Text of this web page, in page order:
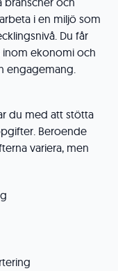
i en miljö som
Du får
inom ekonomi och
engagemang.
du med att stötta
Beroende
variera, men